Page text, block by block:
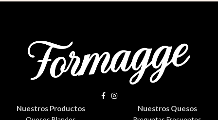
Nuestros Productos Nuestros Quesos